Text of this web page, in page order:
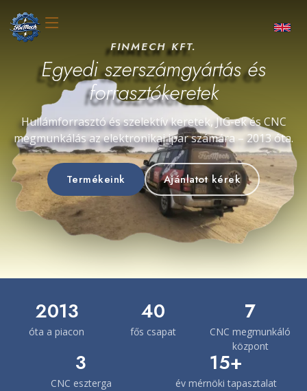
FINMECH KFT.
Egyedi szerszámgyártás és
forrasztókeretek
Hullámforrasztó és szelektív keretek, JIG-ek és CNC
megmunkálás az elektronikai ipar számára – 2013 óta.
Termékeink Ajánlatot kérek
2013
óta a piacon
40
fős csapat
7
CNC megmunkáló
központ
3
CNC eszterga
15+
év mérnöki tapasztalat